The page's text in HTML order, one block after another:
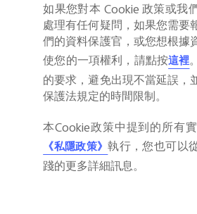
如果您對本 Cookie政策或我
處理有任何疑問，如果您需要
們的資料保護官，或您想根據
使您的一項權利，請點按這裡
的要求，避免出現不當延誤，
保護法規定的時間限制。
本Cookie政策中提到的所有
《私隱政策》執行，您也可以
踐的更多詳細訊息。